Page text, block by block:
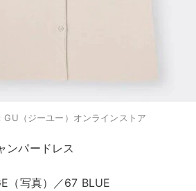
GU（ジーユー）オンラインストア
ンパードレス
（写真）／67 BLUE